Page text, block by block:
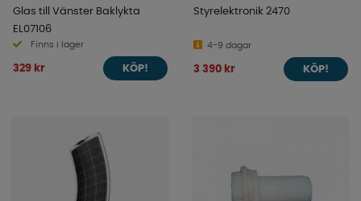
Glas till Vänster Baklykta
EL07106
Finns i lager
329 kr KÖP!
Styrelektronik 2470
4-9 dagar
3 390 kr KÖP!